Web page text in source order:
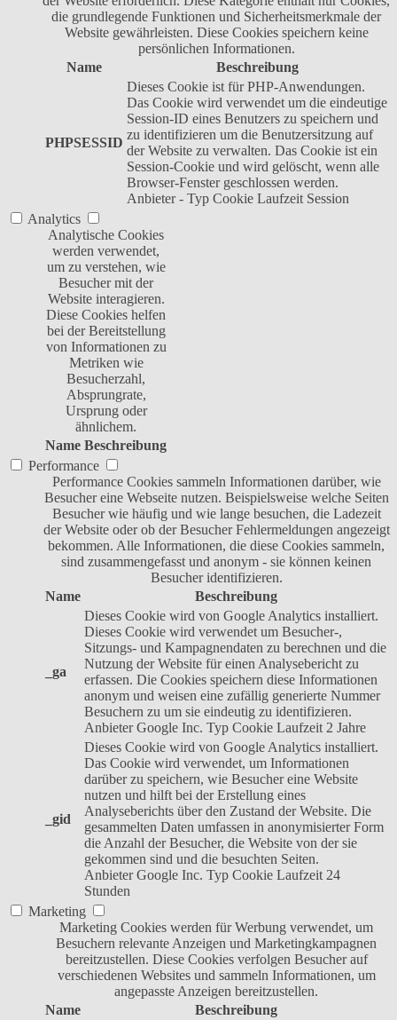
die grundlegende Funktionen und Sicherheitsmerkmale der
Website gewährleisten. Diese Cookies speichern keine
persönlichen Informationen.
Name
Beschreibung
PHPSESSID
Dieses Cookie ist für PHP-Anwendungen.
Das Cookie wird verwendet um die eindeutige
Session-ID eines Benutzers zu speichern und
zu identifizieren um die Benutzersitzung auf
der Website zu verwalten. Das Cookie ist ein
Session-Cookie und wird gelöscht, wenn alle
Browser-Fenster geschlossen werden.
Anbieter - Typ Cookie Laufzeit Session
Analytics
Analytische Cookies
werden verwendet,
um zu verstehen, wie
Besucher mit der
Website interagieren.
Diese Cookies helfen
bei der Bereitstellung
von Informationen zu
Metriken wie
Besucherzahl,
Absprungrate,
Ursprung oder
ähnlichem.
Name Beschreibung
Performance
Performance Cookies sammeln Informationen darüber, wie
Besucher eine Webseite nutzen. Beispielsweise welche Seiten
Besucher wie häufig und wie lange besuchen, die Ladezeit
der Website oder ob der Besucher Fehlermeldungen angezeigt
bekommen. Alle Informationen, die diese Cookies sammeln,
sind zusammengefasst und anonym - sie können keinen
Besucher identifizieren.
Name
Beschreibung
_ga
Dieses Cookie wird von Google Analytics installiert.
Dieses Cookie wird verwendet um Besucher-,
Sitzungs- und Kampagnendaten zu berechnen und die
Nutzung der Website für einen Analysebericht zu
erfassen. Die Cookies speichern diese Informationen
anonym und weisen eine zufällig generierte Nummer
Besuchern zu um sie eindeutig zu identifizieren.
Anbieter Google Inc. Typ Cookie Laufzeit 2 Jahre
_gid
Dieses Cookie wird von Google Analytics installiert.
Das Cookie wird verwendet, um Informationen
darüber zu speichern, wie Besucher eine Website
nutzen und hilft bei der Erstellung eines
Analyseberichts über den Zustand der Website. Die
gesammelten Daten umfassen in anonymisierter Form
die Anzahl der Besucher, die Website von der sie
gekommen sind und die besuchten Seiten.
Anbieter Google Inc. Typ Cookie Laufzeit 24
Stunden
Marketing
Marketing Cookies werden für Werbung verwendet, um
Besuchern relevante Anzeigen und Marketingkampagnen
bereitzustellen. Diese Cookies verfolgen Besucher auf
verschiedenen Websites und sammeln Informationen, um
angepasste Anzeigen bereitzustellen.
Name
Beschreibung